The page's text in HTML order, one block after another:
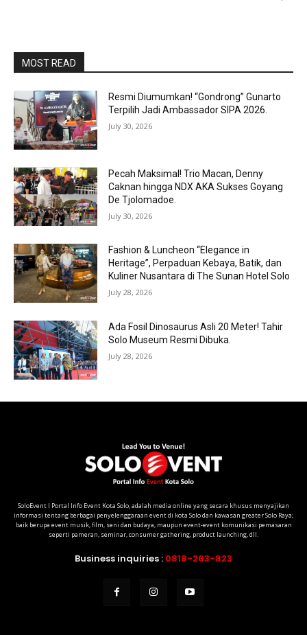
MOST READ
Resmi Diumumkan! “Gondrong” Gunarto
Terpilih Jadi Ambassador SIPA 2026.
July 30, 2026
Pecah Maksimal! Trio Macan, Denny
Caknan hingga NDX AKA Sukses Goyang
De Tjolomadoe.
July 30, 2026
Fashion & Luncheon “Elegance in
Heritage”, Perpaduan Kebaya, Batik, dan
Kuliner Nusantara di The Sunan Hotel Solo
July 28, 2026
Ada Fosil Dinosaurus Asli 20 Meter! Tahir
Solo Museum Resmi Dibuka.
July 28, 2026
SoloEvent I Portal Info Event Kota Solo, adalah media online yang secara khusus menyajikan
informasi tentang berbagai penyelenggaraan event di kota Solo dan kawasan greater Solo Raya;
baik berupa event musik, film, seni dan budaya, maupun event-event komunikasi pemasaran
seperti pameran, seminar, consumer gathering, product launching, dll.
Business inquiries : 0818-263-823